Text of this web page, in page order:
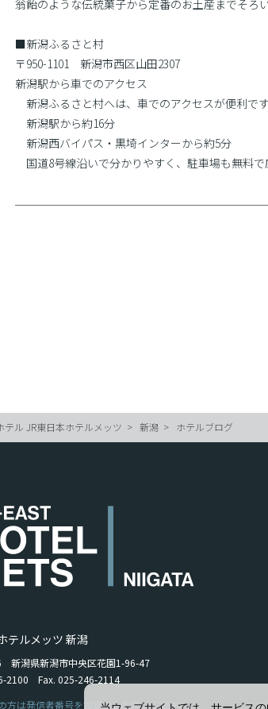
翁飴のような伝統菓子から定番のお土産までそろ
■新潟ふるさと村
〒950-1101 新潟市西区山田2307
新潟駅から車でのアクセス
新潟ふるさと村へは、車でのアクセスが便利です
新潟駅から約16分
新潟西バイパス・黒埼インターから約5分
国道8号線沿いで分かりやすく、駐車場も無料
テル JR東日本ホテルメッツ 新潟 ホテルブログ
テルメッツ 新潟
新潟県新潟市中央区花園1-96-47
2100 Fax. 025-246-2114
方は発信者番号を設定の上お電話ください。